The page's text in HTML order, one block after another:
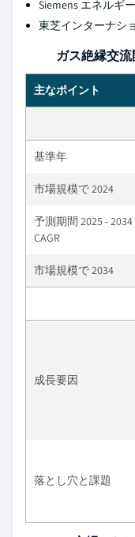
Siemens エネルギー
東芝インターナシ
ガス絶縁交
主なポイント
基準年
市場規模で 2024
予測期間 2025 - 2034
CAGR
市場規模で 2034
成長要因
落とし穴と課題